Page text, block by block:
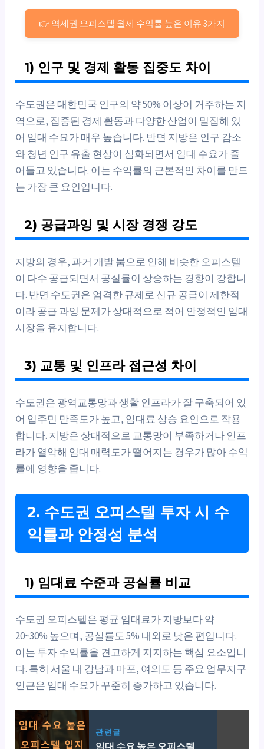
👉 역세권 오피스텔 월세 수익률 높은 이유 3가지
1) 인구 및 경제 활동 집중도 차이
수도권은 대한민국 인구의 약 50% 이상이 거주하는 지
역으로, 집중된 경제 활동과 다양한 산업이 밀집해 있
어 임대 수요가 매우 높습니다. 반면 지방은 인구 감소
와 청년 인구 유출 현상이 심화되면서 임대 수요가 줄
어들고 있습니다. 이는 수익률의 근본적인 차이를 만드
는 가장 큰 요인입니다.
2) 공급과잉 및 시장 경쟁 강도
지방의 경우, 과거 개발 붐으로 인해 비슷한 오피스텔
이 다수 공급되면서 공실률이 상승하는 경향이 강합니
다. 반면 수도권은 엄격한 규제로 신규 공급이 제한적
이라 공급 과잉 문제가 상대적으로 적어 안정적인 임대
시장을 유지합니다.
3) 교통 및 인프라 접근성 차이
수도권은 광역교통망과 생활 인프라가 잘 구축되어 있
어 입주민 만족도가 높고, 임대료 상승 요인으로 작용
합니다. 지방은 상대적으로 교통망이 부족하거나 인프
라가 열악해 임대 매력도가 떨어지는 경우가 많아 수익
률에 영향을 줍니다.
2. 수도권 오피스텔 투자 시 수
익률과 안정성 분석
1) 임대료 수준과 공실률 비교
수도권 오피스텔은 평균 임대료가 지방보다 약
20~30% 높으며, 공실률도 5% 내외로 낮은 편입니다.
이는 투자 수익률을 견고하게 지지하는 핵심 요소입니
다. 특히 서울 내 강남과 마포, 여의도 등 주요 업무지구
인근은 임대 수요가 꾸준히 증가하고 있습니다.
관련글
임대 수요 높은 오피스텔